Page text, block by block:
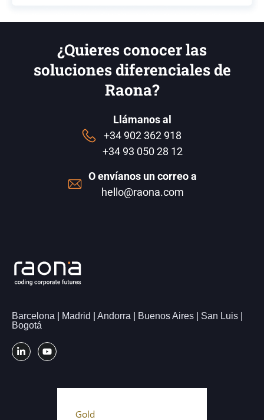
¿Quieres conocer las
soluciones diferenciales de
Raona?
Llámanos al
+34 902 362 918
+34 93 050 28 12
O envíanos un correo a
hello@raona.com
Barcelona | Madrid | Andorra | Buenos Aires | San Luis |
Bogotá